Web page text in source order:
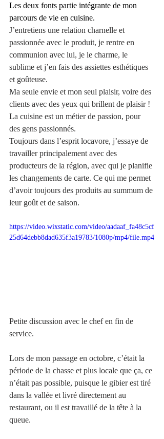
Les deux fonts partie intégrante de mon
parcours de vie en cuisine.
J’entretiens une relation charnelle et
passionnée avec le produit, je rentre en
communion avec lui, je le charme, le
sublime et j’en fais des assiettes esthétiques
et goûteuse.
Ma seule envie et mon seul plaisir, voire des
clients avec des yeux qui brillent de plaisir !
La cuisine est un métier de passion, pour
des gens passionnés.
Toujours dans l’esprit locavore, j’essaye de
travailler principalement avec des
producteurs de la région, avec qui je planifie
les changements de carte. Ce qui me permet
d’avoir toujours des produits au summum de
leur goût et de saison.
https://video.wixstatic.com/video/aadaaf_fa48c5cf
25d64debb8dad635f3a19783/1080p/mp4/file.mp4
Petite discussion avec le chef en fin de
service.
Lors de mon passage en octobre, c’était la
période de la chasse et plus locale que ça, ce
n’était pas possible, puisque le gibier est tiré
dans la vallée et livré directement au
restaurant, ou il est travaillé de la tête à la
queue.